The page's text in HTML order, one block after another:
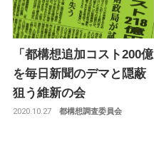
「都構想追加コスト200億
を毎日新聞のデマと隠蔽
狙う維新の会
都構想調査委員会
2020.10.27